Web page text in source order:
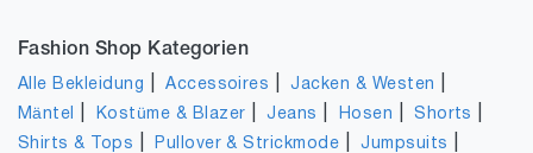
Fashion Shop Kategorien
Alle Bekleidung |Accessoires |Jacken & Westen
Mäntel Kostüme & Blazer |Jeans Hosen |Shorts
Shirts & Tops Pullover & Strickmode |Jumpsuits